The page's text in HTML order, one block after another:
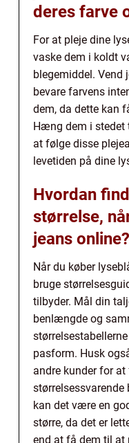
deres farve
For at pleje dine
vaske dem i koldt
blegemiddel. Vend
bevare farvens
dem, da dette kan
Hæng dem i stedet
at følge disse
levetiden på dine
Hvordan
størrelse,
jeans online?
Når du køber
bruge
tilbyder. Mål din
benlængde og
pasform. Husk
andre kunder for
størrelsessvarende
kan det være en
større, da det er
end at få dem til at